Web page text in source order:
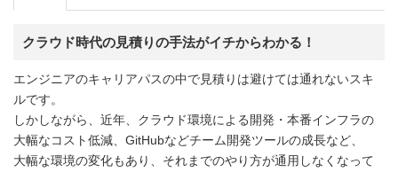
クラウド時代の見積りの手法がイチからわかる！
エンジニアのキャリアパスの中で見積りは避けては通れないスキ
ルです。
しかしながら、近年、クラウド環境による開発・本番インフラの
大幅なコスト低減、GitHubなどチーム開発ツールの成長など、
大幅な環境の変化もあり、それまでのやり方が通用しなくなって